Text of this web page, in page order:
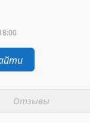
Отзывы